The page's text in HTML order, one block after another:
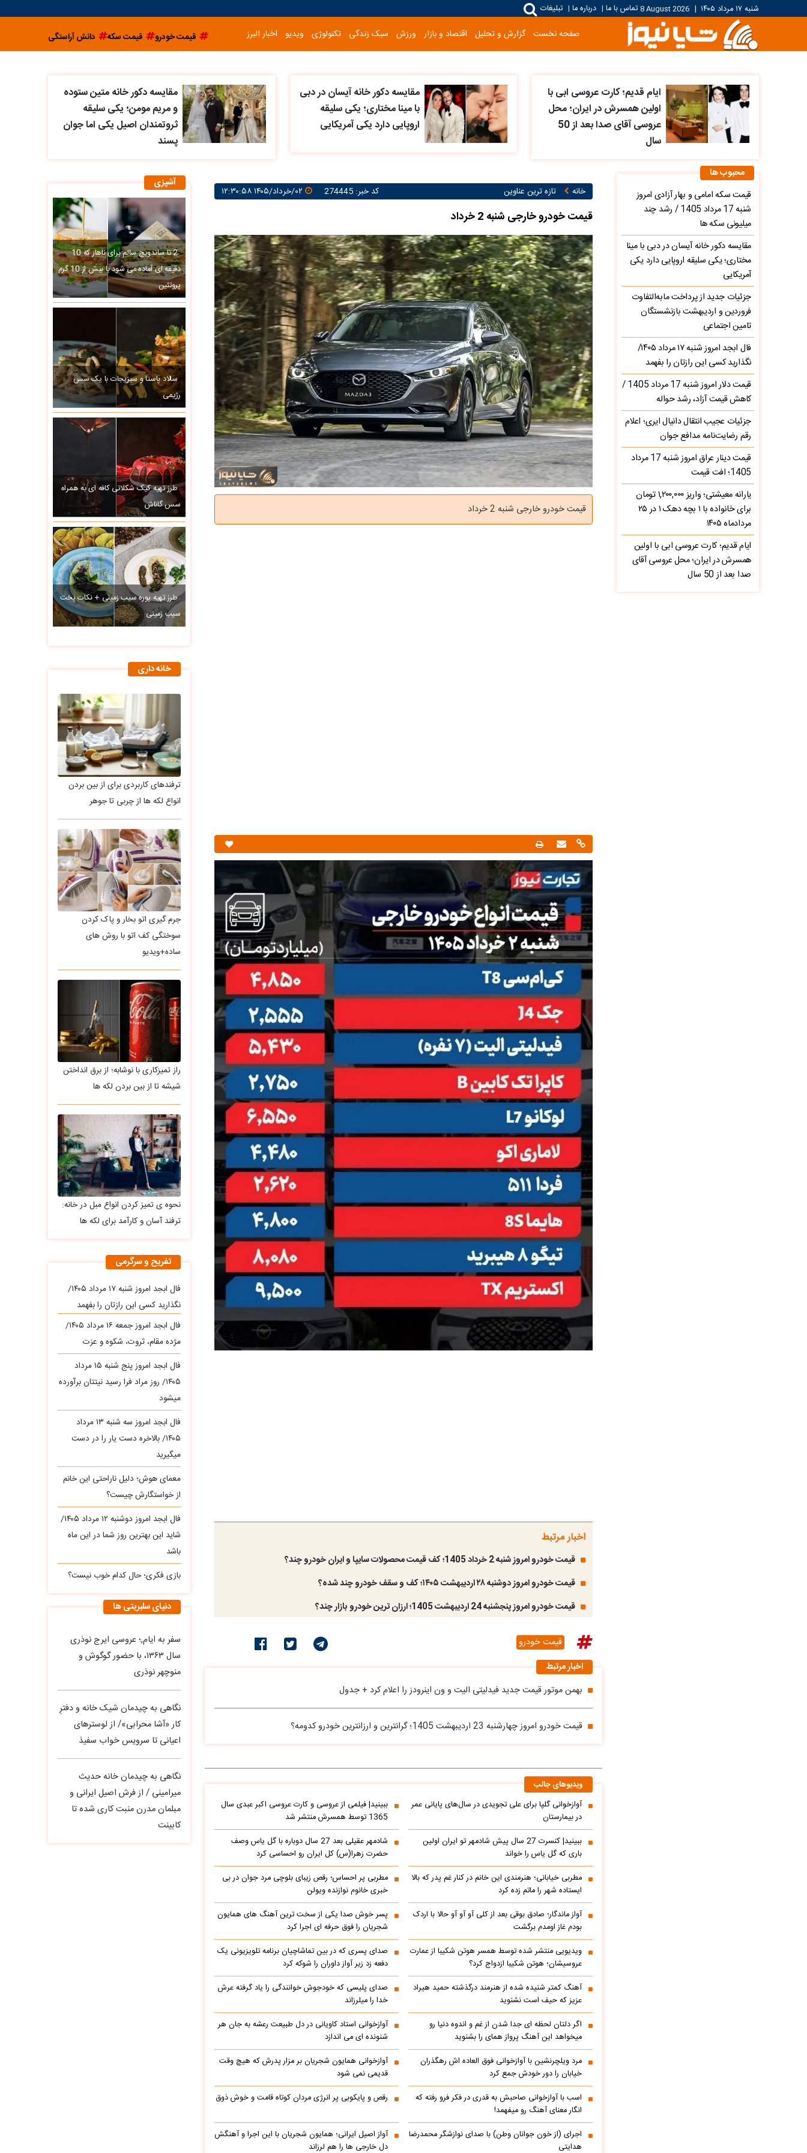
شنبه ۱۷ مرداد ۱۴۰۵ |
8 August 2026تماس با ما | درباره ما | تبلیغات
صفحه نخست گزارش و تحلیل اقتصاد و بازار ورزش سبک زندگی تکنولوژی ویدیو اخبار البرز قیمت خودرو قیمت سکه دانش آراستگی
ایام قدیم؛ کارت عروسی ابی با
اولین همسرش در ایران؛ محل
عروسی آقای صدا بعد از 50
سال
مقایسه دکور خانه آیسان در دبی
با مینا مختاری؛ یکی سلیقه
اروپایی دارد یکی آمریکایی
مقایسه دکور خانه متین ستوده
و مریم مومن؛ یکی سلیقه
ثروتمندان اصیل یکی اما جوان
پسند
خانه تازه ترین عناوین کد خبر: 274445
قیمت خودرو خارجی شنبه 2 خرداد
قیمت خودرو خارجی شنبه 2 خرداد
اخبار مرتبط
قیمت خودرو امروز شنبه 2 خرداد 1405؛ کف قیمت محصولات سایپا و ایران خودرو چند؟
قیمت خودرو‌ امروز دوشنبه ۲۸ اردیبهشت ۱۴۰۵؛ کف و سقف خودرو چند شده؟
قیمت خودرو امروز پنجشنبه 24 اردیبهشت 1405؛ ارزان ترین خودرو بازار چند؟
قیمت خودرو
اخبار مرتبط
بهمن موتور قیمت جدید فیدلیتی الیت و ون اینرودز را اعلام کرد + جدول
قیمت خودرو امروز چهارشنبه 23 اردیبهشت 1405؛ گرانترین و ارزانترین خودرو کدومه؟
ویدیوهای جالب
آوازخوانی گلپا برای علی تجویدی در سال‌های پایانی عمر
در بیمارستان
ببینید| فیلمی از عروسی و کارت عروسی اکبر عبدی سال
1365 توسط همسرش منتشر شد
ببینید| کنسرت 27 سال پیش شادمهر تو ایران اولین
باری که گل یاس را خواند
شادمهر عقیلی بعد 27 سال دوباره با گل یاس وصف
حضرت زهرا(س) کل ایران رو احساسی کرد
مطربی خیابانی؛ هنرمندی این خانم در کنار غم پدر که بالا
ایستاده شهر را ماتم زده کرد
مطربی پر احساس؛ رقص زیبای بلوچی مرد جوان در بی
خبری خانوم نوازنده ویولن
آواز ماندگار؛ صادق بوقی بعد از کلی آو آو آو حالا با اردک
بودم غاز اومدم برگشت
پسر خوش صدا یکی از سخت ترین آهنگ های همایون
شجریان را فوق حرفه ای اجرا کرد
ویدیویی منتشر شده توسط همسر هوتن شکیبا از عمارت
عروسیشان؛ هوتن شکیبا ازدواج کرد؟
صدای پسری که در بین تماشاچیان برنامه تلویزیونی یک
دفعه زد زیر آواز داوران را شوکه کرد
آهنگ کمتر شنیده شده از هنرمند درگذشته حمید هیراد
عزیز که حیف است نشنوید
صدای پلیسی که خودجوش خوانندگی را یاد گرفته عرش
خدا را میلرزاند
اگر دلتان لحظه ای جدا شدن از غم و اندوه دنیا رو
میخواهد این آهنگ پرواز همای را بشنوید
آوازخوانی استاد کاویانی در دل طبیعت رعشه به جان هر
شنونده ای می اندازد
مرد ویلچرنشین با آوازخوانی فوق العاده اش رهگذران
خیابان را دور خودش جمع کرد
آوازخوانی همایون شجریان بر مزار پدرش که هیچ وقت
قدیمی نمی شود
اسب با آوازخوانی صاحبش به قدری در فکر فرو رفته که
انگار معنای آهنگ رو میفهمد!
رقص و پایکوبی پر انرژی مردان کوتاه قامت و خوش ذوق
اجرای (از خون جوانان وطن) با صدای نوازشگر محمدرضا
هدایتی
آواز اصیل ایرانی؛ همایون شجریان با این اجرا و آهنگش
دل خارجی ها را هم لرزاند
آشپزی
2 تا ساندویچ سالم برای ناهار که 10
دقیقه ای آماده می شود با بیش از 10 گرم
پروتئین
سالاد پاستا و سبزیجات با یک سس
رژیمی
طرز تهیه کیک شکلاتی کافه ای به همراه
سس گاناش
طرز تهیه پوره سیب زمینی + نکات پخت
سیب زمینی
خانه داری
ترفندهای کاربردی برای از بین بردن
انواع لکه ها از چربی تا جوهر
جرم گیری اتو بخار و پاک کردن
سوختگی کف اتو با روش های
ساده+ویدیو
راز تمیزکاری با نوشابه؛ از برق انداختن
شیشه تا از بین بردن لکه ها
نحوه ی تمیز کردن انواع مبل در خانه:
ترفند آسان و کارآمد برای لکه ها
تفریح و سرگرمی
فال ابجد امروز شنبه ۱۷ مرداد ۱۴۰۵/
نگذارید کسی این رازتان را بفهمد
فال ابجد امروز جمعه ۱۶ مرداد ۱۴۰۵/
مژده مقام، ثروت، شکوه و عزت
فال ابجد امروز پنج شنبه ۱۵ مرداد
۱۴۰۵/ روز مراد فرا رسید نیتتان برآورده
میشود
فال ابجد امروز سه‌ شنبه ۱۳ مرداد
۱۴۰۵/ بالاخره دست یار را در دست
میگیرید
معمای هوش؛ دلیل ناراحتی این خانم
از خواستگارش چیست؟
فال ابجد امروز دوشنبه ۱۲ مرداد ۱۴۰۵/
شاید این بهترین روز شما در این ماه
باشد
بازی فکری؛ حال کدام خوب نیست؟
دنیای سلبریتی ها
سفر به ایام,؛ عروسی ایرج نوذری
سال ۱۳۶۳، با حضور گوگوش و
منوچهر نوذری
نگاهی به چیدمان شیک خانه و دفترِ
کار «آشا محرابی»/ از لوسترهای
اعیانی تا سرویس خواب سفیذ
نگاهی به چیدمان خانه حدیث
میرامینی / از فرش اصیل ایرانی و
مبلمان مدرن منبت‌ کاری‌ شده تا
کابینت
محبوب ها
قیمت سکه امامی و بهار آزادی امروز
شنبه 17 مرداد 1405 / رشد چند
میلیونی سکه ها
مقایسه دکور خانه آیسان در دبی با مینا
مختاری؛ یکی سلیقه اروپایی دارد یکی
آمریکایی
جزئیات جدید از پرداخت مابه‌التفاوت
فروردین و اردیبهشت بازنشستگان
تامین اجتماعی
فال ابجد امروز شنبه ۱۷ مرداد ۱۴۰۵/
نگذارید کسی این رازتان را بفهمد
قیمت دلار امروز شنبه 17 مرداد 1405 /
کاهش قیمت آزاد، رشد حواله
جزئیات عجیب انتقال دانیال ایری؛ اعلام
رقم رضایت‌نامه مدافع جوان
قیمت دینار عراق امروز شنبه 17 مرداد
1405؛ افت قیمت
یارانه معیشتی؛ واریز ۱,۲۰۰,۰۰۰ تومان
برای خانواده با ۱ بچه دهک ۱ در ۲۵
مردادماه ۱۴۰۵
ایام قدیم؛ کارت عروسی ابی با اولین
همسرش در ایران؛ محل عروسی آقای
صدا بعد از 50 سال